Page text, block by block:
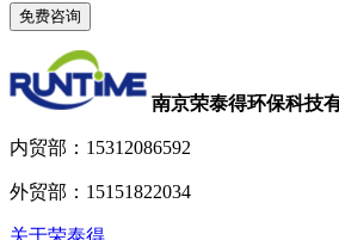
南京荣泰得环保科技
内贸部： 15312086592
外贸部： 15151822034